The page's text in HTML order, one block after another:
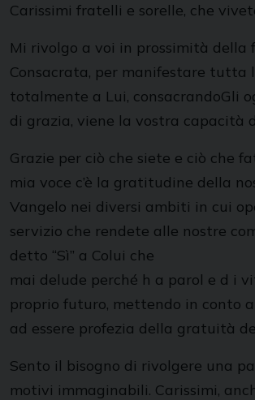
Carissimi fratelli e sorelle, che
Mi rivolgo a voi in prossimità della
Consacrata, per manifestare tutta
totalmente a Lui, consacrandoGli
di grazia, viene la vostra capacità
Grazie per ciò che siete e ciò che
mia voce c’è la gratitudine della
Vangelo nei diversi ambiti in cui
servizio che rendete alle nostre
detto “Sì” a Colui che
mai delude perché h a parol e d i
proprio futuro, mettendo in conto
ad essere profezia della gratuità
Sento il bisogno di rivolgere una
motivi immaginabili. Carissimi,